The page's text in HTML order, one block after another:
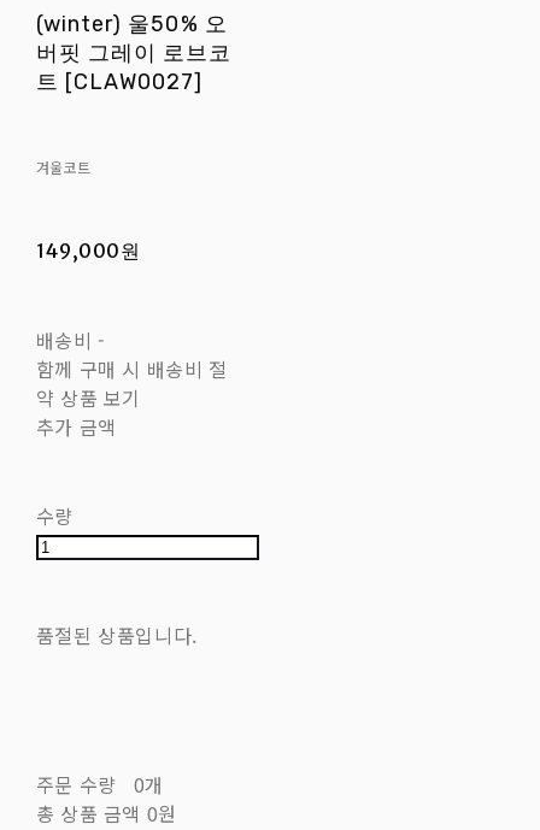
(winter) 울50% 오
버핏 그레이 로브코
트 [CLAW0027]
겨울코트
149,000원
배송비 -
함께 구매 시 배송비 절
약 상품 보기
추가 금액
수량
품절된 상품입니다.
주문 수량
0개
총 상품 금액 0원